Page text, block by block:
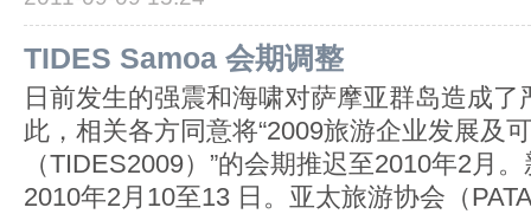
TIDES Samoa 会期调整
日前发生的强震和海啸对萨摩亚群岛造成了
此，相关各方同意将“2009旅游企业发展及
（TIDES2009）”的会期推迟至2010年2月
2010年2月10至13 日。亚太旅游协会（